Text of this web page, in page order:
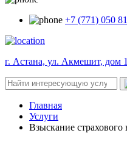
+7 (771) 050
г. Астана, ул. Акмешит, дом
Главная
Услуги
Взыскание